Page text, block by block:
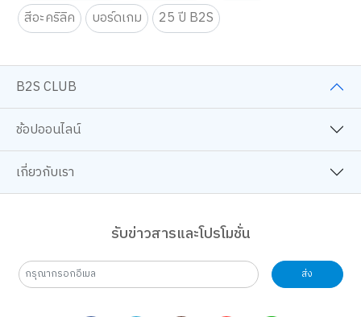
สีอะคริลิค
บอร์ดเกม 25 ปี B2S
B2S CLUB
ช้อปออนไลน์
เกี่ยวกับเรา
รับข่าวสารและโปรโมชั่น
ส่ง